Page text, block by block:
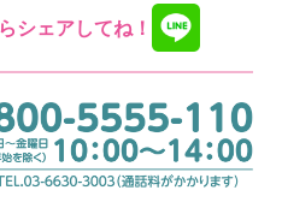
シェアしてね！